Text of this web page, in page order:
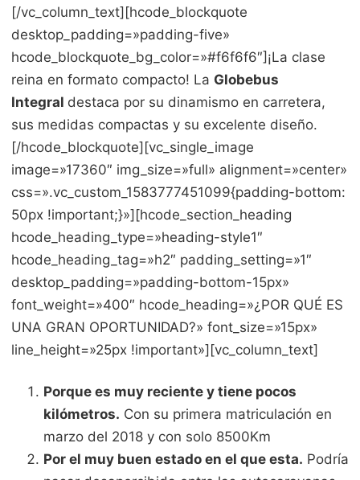
[/vc_column_text][hcode_blockquote
desktop_padding=»padding-five»
hcode_blockquote_bg_color=»#f6f6f6″]¡La clase
reina en formato compacto! La Globebus
Integral destaca por su dinamismo en carretera,
sus medidas compactas y su excelente diseño.
[/hcode_blockquote][vc_single_image
image=»17360″ img_size=»full» alignment=»center»
css=».vc_custom_1583777451099{padding-bottom:
50px !important;}»][hcode_section_heading
hcode_heading_type=»heading-style1″
hcode_heading_tag=»h2″ padding_setting=»1″
desktop_padding=»padding-bottom-15px»
font_weight=»400″ hcode_heading=»¿POR QUÉ ES
UNA GRAN OPORTUNIDAD?» font_size=»15px»
line_height=»25px !important»][vc_column_text]
Porque es muy reciente y tiene pocos
kilómetros. Con su primera matriculación en
marzo del 2018 y con solo 8500Km
Por el muy buen estado en el que esta. Podría